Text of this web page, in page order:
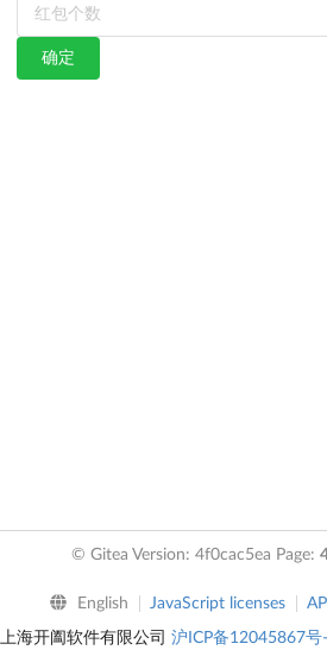
确定
© Gitea Version: 4f0cac5ea Page:
English JavaScript licenses API
上海开阖软件有限公司 沪ICP备12045867号